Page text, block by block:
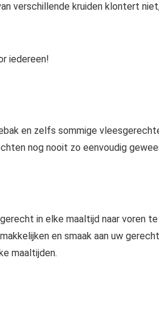
verschillende kruiden klontert
iedereen!
en zelfs sommige
nog nooit zo eenvoudig
in elke maaltijd naar voren
en smaak aan uw
maaltijden.